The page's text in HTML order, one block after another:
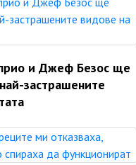
и Джеф Безос ще
застрашените